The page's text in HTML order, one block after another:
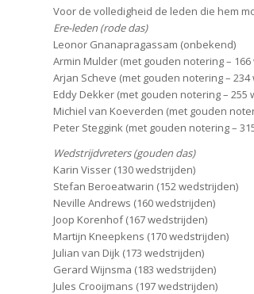
Voor de volledigheid de leden die hem
Ere-leden (rode das)
Leonor Gnanapragassam (onbekend)
Armin Mulder (met gouden notering –
Arjan Scheve (met gouden notering –
Eddy Dekker (met gouden notering – 255
Michiel van Koeverden (met gouden
Peter Steggink (met gouden notering –
Wedstrijdvreters (gouden das)
Karin Visser (130 wedstrijden)
Stefan Beroeatwarin (152 wedstrijden)
Neville Andrews (160 wedstrijden)
Joop Korenhof (167 wedstrijden)
Martijn Kneepkens (170 wedstrijden)
Julian van Dijk (173 wedstrijden)
Gerard Wijnsma (183 wedstrijden)
Jules Crooijmans (197 wedstrijden)